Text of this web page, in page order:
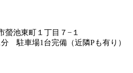
螢池東町１丁目７−１
駐車場1台完備（近隣Pも有り）